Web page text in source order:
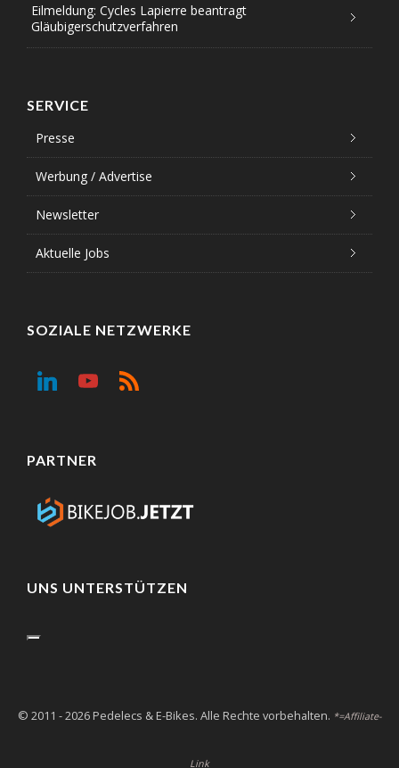
Eilmeldung: Cycles Lapierre beantragt
Gläubigerschutzverfahren
SERVICE
Presse
Werbung / Advertise
Newsletter
Aktuelle Jobs
SOZIALE NETZWERKE
PARTNER
UNS UNTERSTÜTZEN
© 2011 - 2026 Pedelecs & E-Bikes. Alle Rechte vorbehalten. *=Affiliate-
Link